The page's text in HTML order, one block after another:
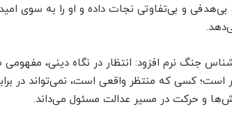
بی‌هدفی و بی‌تفاوتی نجات داده و او را به سوی
جنگ نرم افزود: انتظار در نگاه دینی،
است؛ کسی که منتظر واقعی است، نمی‌تواند در
و حرکت در مسیر عدالت مسئول می‌داند.